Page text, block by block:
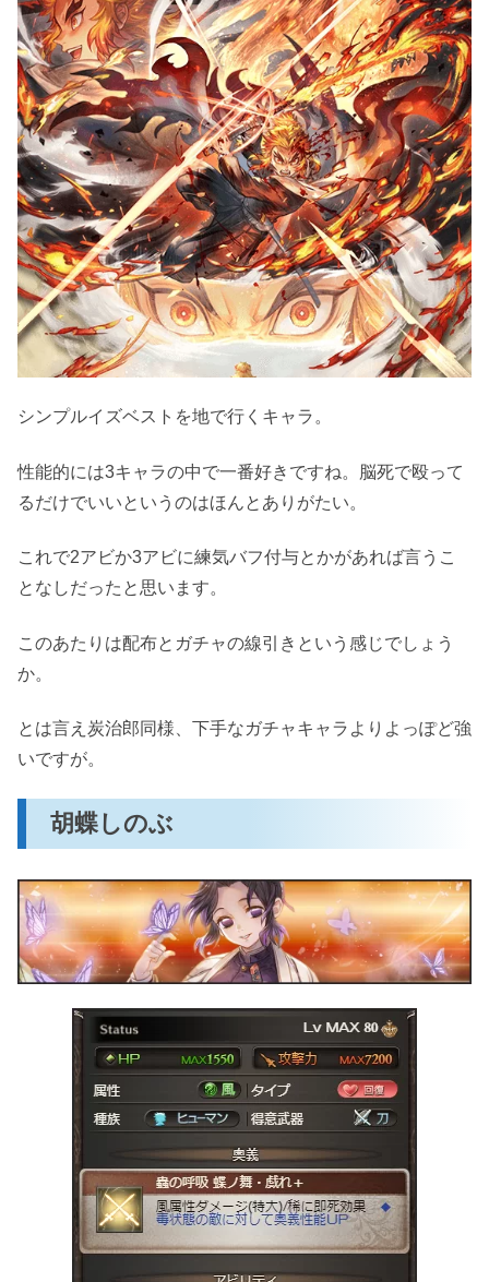
シンプルイズベストを地で行くキャラ。
性能的には3キャラの中で一番好きですね。脳死で殴って
るだけでいいというのはほんとありがたい。
これで2アビか3アビに練気バフ付与とかがあれば言うこ
となしだったと思います。
このあたりは配布とガチャの線引きという感じでしょう
か。
とは言え炭治郎同様、下手なガチャキャラよりよっぽど強
いですが。
胡蝶しのぶ